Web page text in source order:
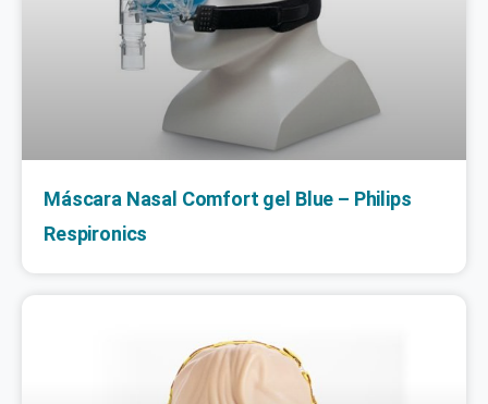
Máscara Nasal Comfort gel Blue – Philips
Respironics